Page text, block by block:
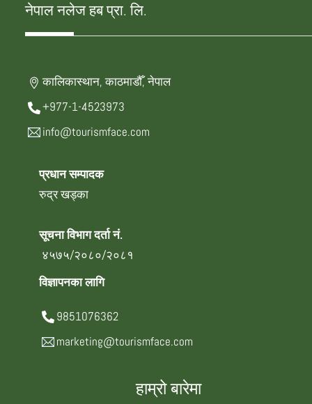
नेपाल नलेज हब प्रा. लि.
कालिकास्थान, काठमाडौँ, नेपाल
+977-1-4523973
info@tourismface.com
प्रधान सम्पादक
रुद्र खड्का
सूचना विभाग दर्ता नं.
४५७५/२०८०/२०८१
विज्ञापनका लागि
9851076362
marketing@tourismface.com
हाम्रो बारेमा